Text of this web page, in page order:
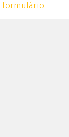
formulário.